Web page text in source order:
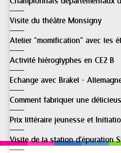
Visite du théâtre Monsigny
Atelier "momification" avec les
Activité hiéroglyphes en CE2 B
Echange avec Brakel -
Comment fabriquer une
Prix littéraire jeunesse et
Visite de la station d'épuration